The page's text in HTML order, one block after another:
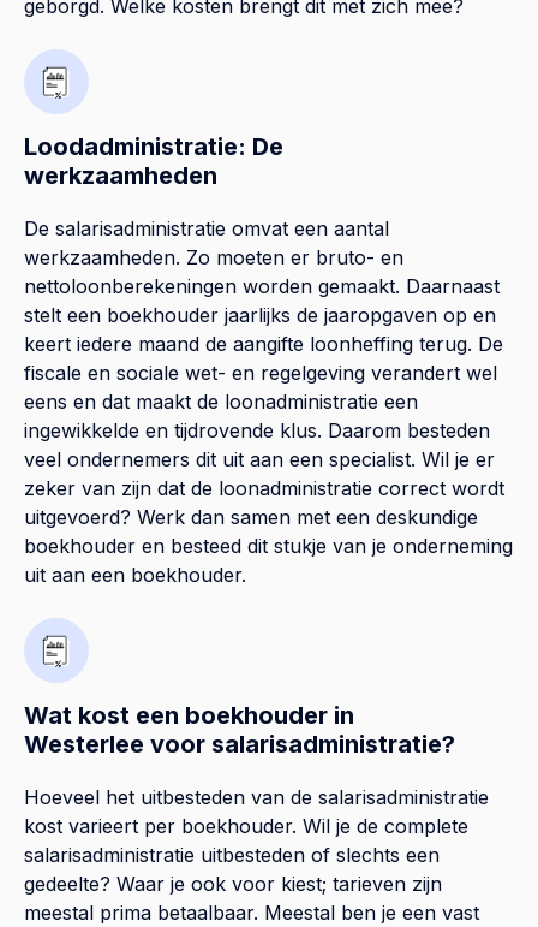
geborgd. Welke kosten brengt dit met zich mee?
Loodadministratie: De
werkzaamheden
De salarisadministratie omvat een aantal
werkzaamheden. Zo moeten er bruto- en
nettoloonberekeningen worden gemaakt. Daarnaast
stelt een boekhouder jaarlijks de jaaropgaven op en
keert iedere maand de aangifte loonheffing terug. De
fiscale en sociale wet- en regelgeving verandert wel
eens en dat maakt de loonadministratie een
ingewikkelde en tijdrovende klus. Daarom besteden
veel ondernemers dit uit aan een specialist. Wil je er
zeker van zijn dat de loonadministratie correct wordt
uitgevoerd? Werk dan samen met een deskundige
boekhouder en besteed dit stukje van je onderneming
uit aan een boekhouder.
Wat kost een boekhouder in
Westerlee voor salarisadministratie?
Hoeveel het uitbesteden van de salarisadministratie
kost varieert per boekhouder. Wil je de complete
salarisadministratie uitbesteden of slechts een
gedeelte? Waar je ook voor kiest; tarieven zijn
meestal prima betaalbaar. Meestal ben je een vast